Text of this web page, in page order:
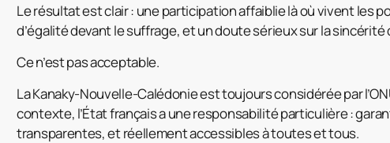
Le résultat est clair : une participation affaiblie là où vivent les
d’égalité devant le suffrage, et un doute sérieux sur la sincérité
Ce n’est pas acceptable.
La Kanaky-Nouvelle-Calédonie est toujours considérée par
contexte, l’État français a une responsabilité particulière :
transparentes, et réellement accessibles à toutes et tous.